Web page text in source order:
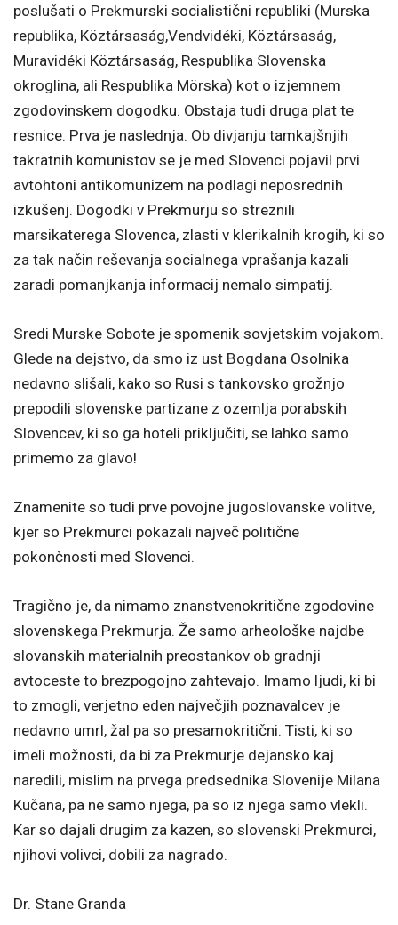
poslušati o Prekmurski socialistični republiki (Murska
republika, Köztársaság,Vendvidéki, Köztársaság,
Muravidéki Köztársaság, Respublika Slovenska
okroglina, ali Respublika Mörska) kot o izjemnem
zgodovinskem dogodku. Obstaja tudi druga plat te
resnice. Prva je naslednja. Ob divjanju tamkajšnjih
takratnih komunistov se je med Slovenci pojavil prvi
avtohtoni antikomunizem na podlagi neposrednih
izkušenj. Dogodki v Prekmurju so streznili
marsikaterega Slovenca, zlasti v klerikalnih krogih, ki so
za tak način reševanja socialnega vprašanja kazali
zaradi pomanjkanja informacij nemalo simpatij.
Sredi Murske Sobote je spomenik sovjetskim vojakom.
Glede na dejstvo, da smo iz ust Bogdana Osolnika
nedavno slišali, kako so Rusi s tankovsko grožnjo
prepodili slovenske partizane z ozemlja porabskih
Slovencev, ki so ga hoteli priključiti, se lahko samo
primemo za glavo!
Znamenite so tudi prve povojne jugoslovanske volitve,
kjer so Prekmurci pokazali največ politične
pokončnosti med Slovenci.
Tragično je, da nimamo znanstvenokritične zgodovine
slovenskega Prekmurja. Že samo arheološke najdbe
slovanskih materialnih preostankov ob gradnji
avtoceste to brezpogojno zahtevajo. Imamo ljudi, ki bi
to zmogli, verjetno eden največjih poznavalcev je
nedavno umrl, žal pa so presamokritični. Tisti, ki so
imeli možnosti, da bi za Prekmurje dejansko kaj
naredili, mislim na prvega predsednika Slovenije Milana
Kučana, pa ne samo njega, pa so iz njega samo vlekli.
Kar so dajali drugim za kazen, so slovenski Prekmurci,
njihovi volivci, dobili za nagrado.
Dr. Stane Granda